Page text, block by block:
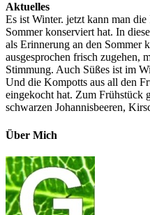
Aktuelles
Es ist Winter. jetzt kann man
Sommer konserviert hat. In
als Erinnerung an den Sommer
ausgesprochen frisch zugehen,
Stimmung. Auch Süßes ist im
Und die Kompotts aus all den
eingekocht hat. Zum Frühstück
schwarzen Johannisbeeren,
Über Mich